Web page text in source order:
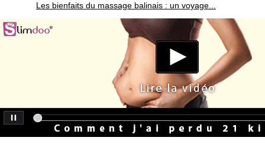
Les bienfaits du massage balinais : un voyage...